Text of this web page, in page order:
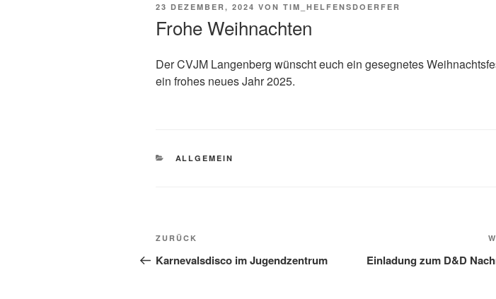
VERÖFFENTLICHT
23 DEZEMBER, 2024 VON TIM_HELFENSDOERFER
Frohe Weihnachten
Der CVJM Langenberg wünscht euch ein gesegnetes
ein frohes neues Jahr 2025.
KATEGORIEN
ALLGEMEIN
Beitragsnavigation
Vorheriger
Beitrag
ZURÜCK
Karnevalsdisco im Jugendzentrum Einladung zum D&D